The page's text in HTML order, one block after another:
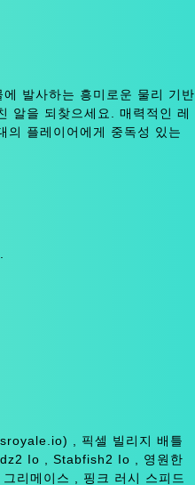
발사하는 흥미로운 물리 기반
알을 되찾으세요. 매력적인 레
의 플레이어에게 중독성 있는
, 픽셀 빌리지 배틀
Io , Stabfish2 Io , 영원한
리메이스 , 핑크 러시 스피드